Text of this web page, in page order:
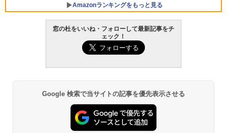
FMV ノートパソコン WE1-K3 (MS 365 P
ersonal/Copilotキー搭載/Win 11/15.6型/
Core i5/16GB/SSD 512GB/ホワイト) FM
VWK3E15W_AZ
￥120,000
Amazonランキングをもっと見る
Amazon Kindle Paperwhite (16GB) 7イ
ンチディスプレイ、色調調節ライト、12
￥27,980
Amazon Kindle - 目に優しい、かさばら
ない、大きな画面で読みやすい、6週間持
窓の杜をいいね・フォローして最新記事をチ
ェック！
Google 検索で当サイトの記事を優先表示させる